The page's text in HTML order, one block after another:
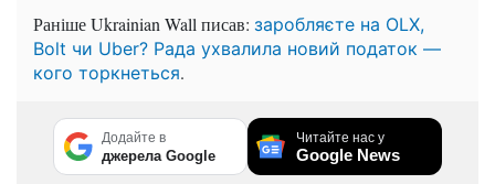
Раніше Ukrainian Wall писав: заробляєте на OLX,
Bolt чи Uber? Рада ухвалила новий податок —
кого торкнеться.
Додайте в
джерела Google
Читайте нас у
Google News